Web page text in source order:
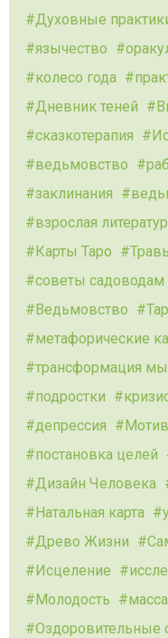
Духовные
язычество
колесо года
Дневник теней
сказкотерапия
ведьмовство
заклинания
взрослая
Карты Таро
советы садоводам
Ведьмовство
метафорические
трансформация
подростки
депрессия
постановка целей
Дизайн Человека
Натальная карта
Древо Жизни
Исцеление
Молодость
Оздоровительные